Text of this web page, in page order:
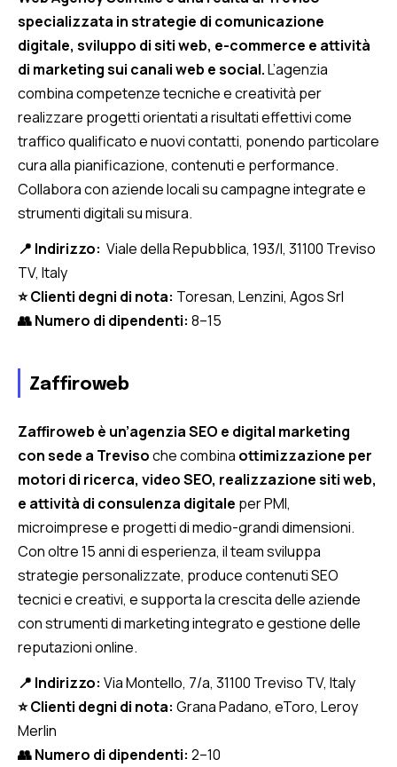
specializzata in strategie di comunicazione
digitale, sviluppo di siti web, e-commerce e attività
di marketing sui canali web e social.L’agenzia
combina competenze tecniche e creatività per
realizzare progetti orientati a risultati effettivi come
traffico qualificato e nuovi contatti, ponendo particolare
cura alla pianificazione, contenuti e performance.
Collabora con aziende locali su campagne integrate e
strumenti digitali su misura.
📍 Indirizzo: Viale della Repubblica, 193/I, 31100 Treviso
TV, Italy
⭐ Clienti degni di nota: Toresan, Lenzini, Agos Srl
👥 Numero di dipendenti: 8–15
Zaffiroweb
Zaffiroweb è un’agenzia SEO e digital marketing
con sede a Trevisoche combina ottimizzazione per
motori di ricerca, video SEO, realizzazione siti web,
e attività di consulenza digitale per PMI,
microimprese e progetti di medio-grandi dimensioni.
Con oltre 15 anni di esperienza, il team sviluppa
strategie personalizzate, produce contenuti SEO
tecnici e creativi, e supporta la crescita delle aziende
con strumenti di marketing integrato e gestione delle
reputazioni online.
📍 Indirizzo: Via Montello, 7/a, 31100 Treviso TV, Italy
⭐ Clienti degni di nota: Grana Padano, eToro, Leroy
Merlin
👥 Numero di dipendenti: 2–10